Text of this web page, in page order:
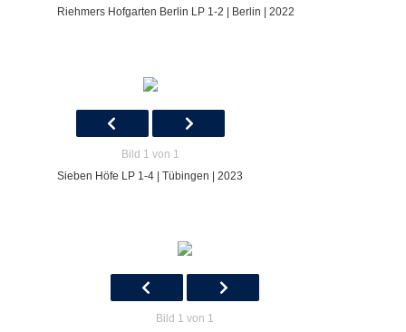
Riehmers Hofgarten Berlin LP 1-2 | Berlin | 2022
Bild 1 von 1
Sieben Höfe LP 1-4 | Tübingen | 2023
Bild 1 von 1